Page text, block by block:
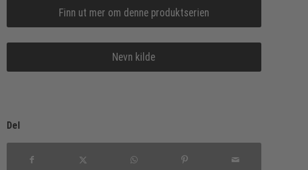
Finn ut mer om denne produktserien
Nevn kilde
Del